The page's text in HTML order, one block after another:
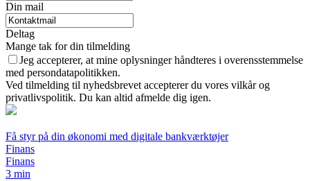
Din mail
Deltag
Mange tak for din tilmelding
Jeg accepterer, at mine oplysninger håndteres i overensstemmelse
med persondatapolitikken.
Ved tilmelding til nyhedsbrevet accepterer du vores vilkår og
privatlivspolitik. Du kan altid afmelde dig igen.
Få styr på din økonomi med digitale bankværktøjer
Finans
Finans
3 min